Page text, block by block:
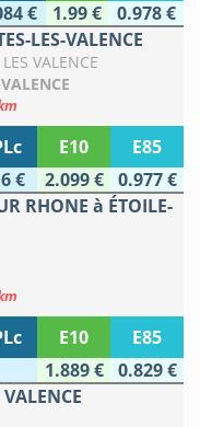
€ 1.99 €
0.978 €
LES-VALENCE
VALENCE
E10
E85
€ 2.099 €
0.977 €
RHONE à ÉTOILE-
E10
E85
1.889 €
0.829 €